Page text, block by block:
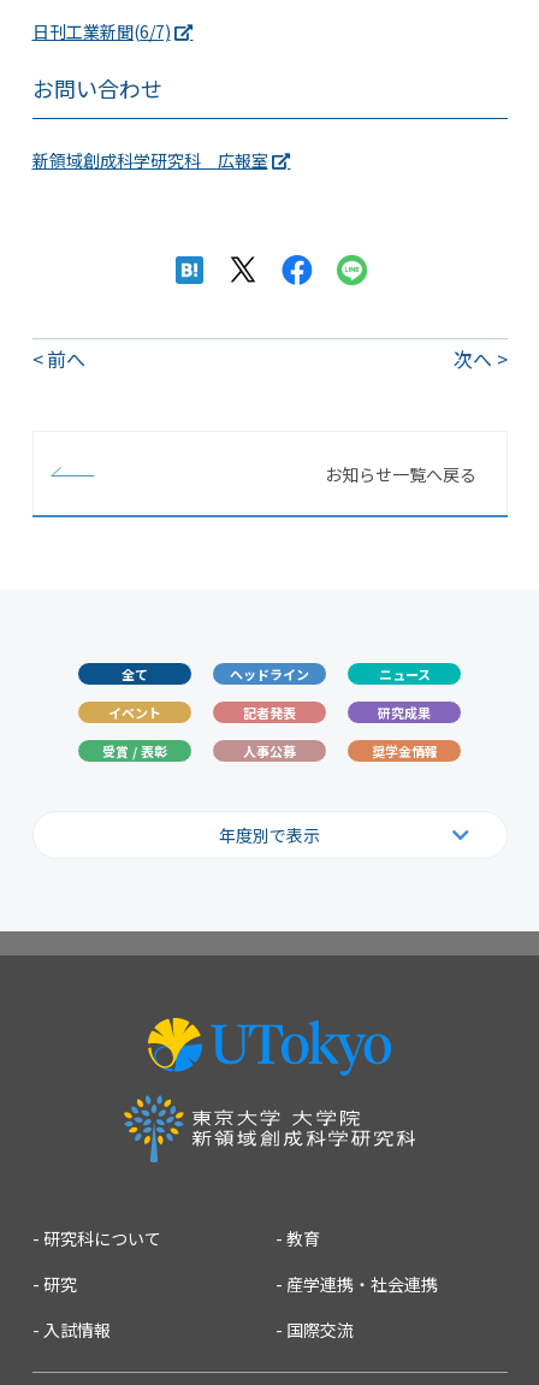
日刊工業新聞(6/7)
お問い合わせ
新領域創成科学研究科 広報室
前へ 次へ
お知らせ一覧へ戻る
全て ヘッドライン
ニュース
イベント
記者発表
研究成果
受賞 / 表彰
人事公募 奨学金情報
年度別で表示
研究科について
教育
研究
産学連携・社会連携
入試情報
国際交流